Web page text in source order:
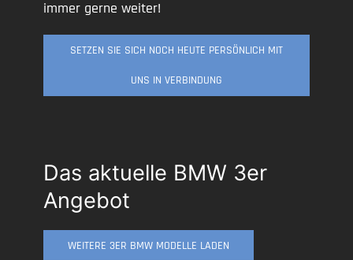
immer gerne weiter!
SETZEN SIE SICH NOCH HEUTE PERSÖNLICH MIT
UNS IN VERBINDUNG
Das aktuelle BMW 3er
Angebot
WEITERE 3ER BMW MODELLE LADEN